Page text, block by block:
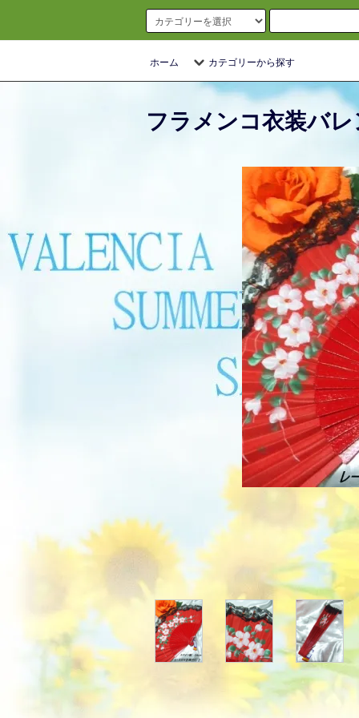
ホーム カテゴリーから探す
フラメンコ衣装バ